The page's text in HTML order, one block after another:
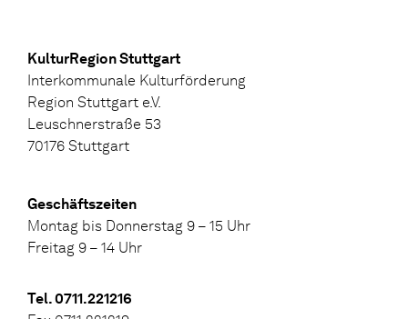
KulturRegion Stuttgart
Interkommunale Kulturförderung
Region Stuttgart e.V.
Leuschnerstraße 53
70176 Stuttgart
Geschäftszeiten
Montag bis Donnerstag 9 – 15 Uhr
Freitag 9 – 14 Uhr
Tel. 0711.221216